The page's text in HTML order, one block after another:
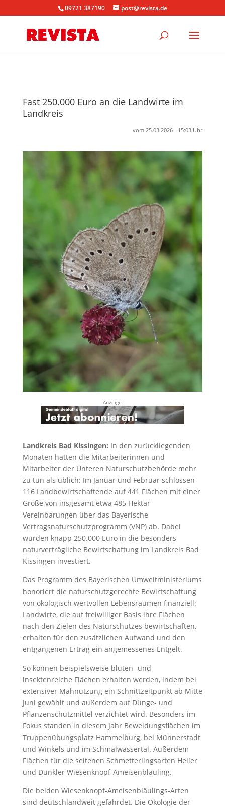
09721 387190 post@revista.de
Fast 250.000 Euro an die Landwirte im
Landkreis
vom 25.03.2026 - 15:03 Uhr
Anzeige
Landkreis Bad Kissingen: In den zurückliegenden
Monaten hatten die Mitarbeiterinnen und
Mitarbeiter der Unteren Naturschutzbehörde mehr
zu tun als üblich: Im Januar und Februar schlossen
116 Landbewirtschaftende auf 441 Flächen mit einer
Größe von insgesamt etwa 485 Hektar
Vereinbarungen über das Bayerische
Vertragsnaturschutzprogramm (VNP) ab. Dabei
wurden knapp 250.000 Euro in die besonders
naturverträgliche Bewirtschaftung im Landkreis Bad
Kissingen investiert.
Das Programm des Bayerischen Umweltministeriums
honoriert die naturschutzgerechte Bewirtschaftung
von ökologisch wertvollen Lebensräumen finanziell:
Landwirte, die auf freiwilliger Basis ihre Flächen
nach den Zielen des Naturschutzes bewirtschaften,
erhalten für den zusätzlichen Aufwand und den
entgangenen Ertrag ein angemessenes Entgelt.
So können beispielsweise blüten- und
insektenreiche Flächen erhalten werden, indem bei
extensiver Mähnutzung ein Schnittzeitpunkt ab Mitte
Juni gewählt und außerdem auf Dünge- und
Pflanzenschutzmittel verzichtet wird. Besonders im
Fokus standen in diesem Jahr Beweidungsflächen im
Truppenübungsplatz Hammelburg, bei Münnerstadt
und Winkels und im Schmalwassertal. Außerdem
Flächen für die seltenen Schmetterlingsarten Heller
und Dunkler Wiesenknopf-Ameisenbläuling.
Die beiden Wiesenknopf-Ameisenbläulings-Arten
sind deutschlandweit gefährdet. Die Ökologie der